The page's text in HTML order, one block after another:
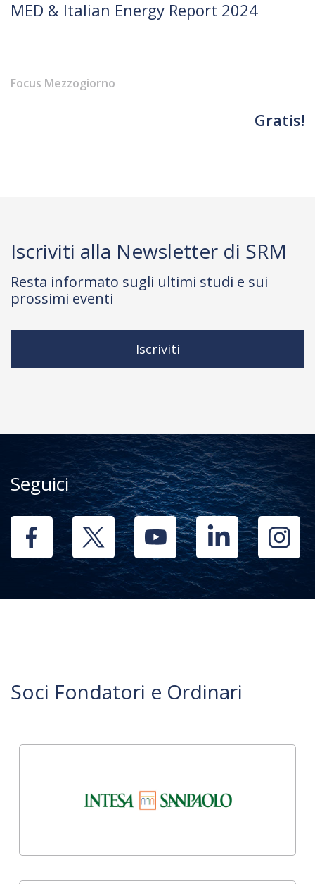
MED & Italian Energy Report 2024
Focus Mezzogiorno
Gratis!
Iscriviti alla Newsletter di SRM
Resta informato sugli ultimi studi e sui
prossimi eventi
Iscriviti
Seguici
Soci Fondatori e Ordinari